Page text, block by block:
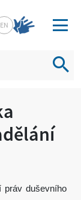
EN
práv duševního